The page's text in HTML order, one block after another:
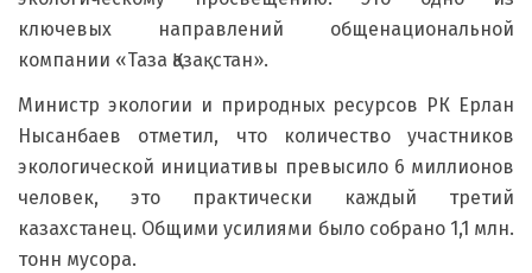
ключевых направлений общенациональной
компании «Таза Қазақстан».
Министр экологии и природных ресурсов РК Ерлан
Нысанбаев отметил, что количество участников
экологической инициативы превысило 6 миллионов
человек, это практически каждый третий
казахстанец. Общими усилиями было собрано 1,1 млн.
тонн мусора.